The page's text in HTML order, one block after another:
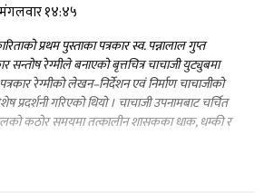
१४:४५
प्रथम पुस्ताका पत्रकार स्व. पन्नालाल गुप्त
सन्तोष रेग्मीले बनाएको बृत्तचित्र चाचाजी युट्युबमा
रेग्मीको लेखन–निर्देशन एवं निर्माण चाचाजीको
प्रदर्शनी गरिएको थियो । चाचाजी उपनामबाट चर्चित
कठोर समयमा तत्कालीन शासकका धाक, धम्की र